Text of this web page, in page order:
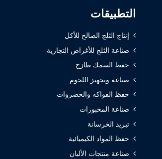
التطبيقات
إنتاج الثلج الصالح للأكل
صناعة الثلج للأغراض التجارية
حفظ السمك طازج
صناعة وتجهيز اللحوم
حفظ الفواكه والخضروات
صناعة المخبوزات
تبريد الخرسانة
حفظ المواد الكيميائية
صناعة منتجات الألبان